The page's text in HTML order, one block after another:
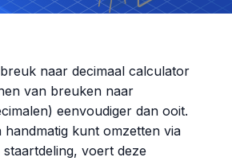
naar decimaal calculator
van breuken naar
eenvoudiger dan ooit.
kunt omzetten via
voert deze